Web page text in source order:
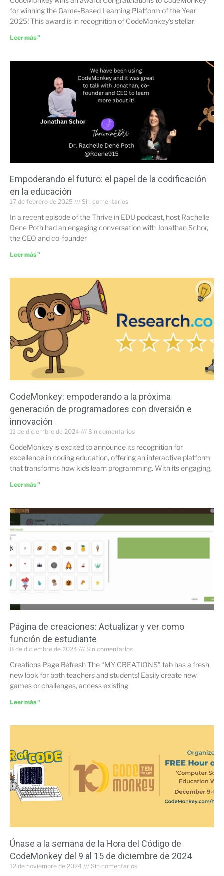
for winning the Game-Based Learning Platform of the Year
2025! This award is in recognition of CodeMonkey’s stellar
Leer más "
Empoderando el futuro: el papel de la codificación
en la educación
17 de febrero de 2025 Sin comentarios
In a recent episode of the Thrive in EDU podcast, host Rachelle
Dene Poth had an engaging conversation with Jonathan Schor,
the CEO and co-founder
Leer más "
CodeMonkey: empoderando a la próxima
generación de programadores con diversión e
innovación
11 de diciembre de 2024 Sin comentarios
CodeMonkey is excited to announce its recognition for
excellence in coding education, offering an interactive platform
that transforms how kids learn programming. With its engaging,
Leer más "
Página de creaciones: Actualizar y ver como
función de estudiante
8 de diciembre de 2024 Sin comentarios
Creations Page Refresh The “MY CREATIONS” tab has a fresh
new look for both teachers and students! Easily create new
games or challenges, access existing
Leer más "
Únase a la semana de la Hora del Código de
CodeMonkey del 9 al 15 de diciembre de 2024
12 de noviembre de 2024 Sin comentarios